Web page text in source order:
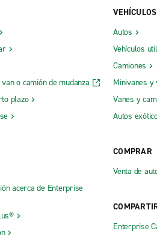
o camión de mudanza
plazo
acerca de Enterprise
VEHÍCULOS
Autos
Vehículos
Camiones
Minivanes y
Vanes y
Autos
COMPRAR
Venta de
Enterprise